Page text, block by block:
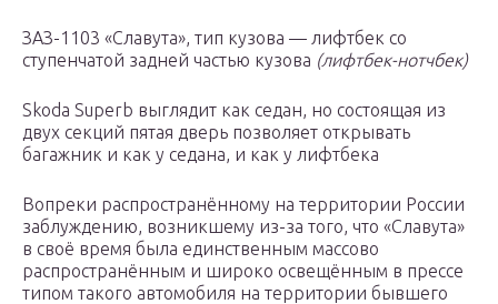
ЗАЗ-1103 «Славута», тип кузова — лифтбек со
ступенчатой задней частью кузова (лифтбек-нотчбек)
Skoda Superb выглядит как седан, но состоящая из
двух секций пятая дверь позволяет открывать
багажник и как у седана, и как у лифтбека
Вопреки распространённому на территории России
заблуждению, возникшему из-за того, что «Славута»
в своё время была единственным массово
распространённым и широко освещённым в прессе
типом такого автомобиля на территории бывшего